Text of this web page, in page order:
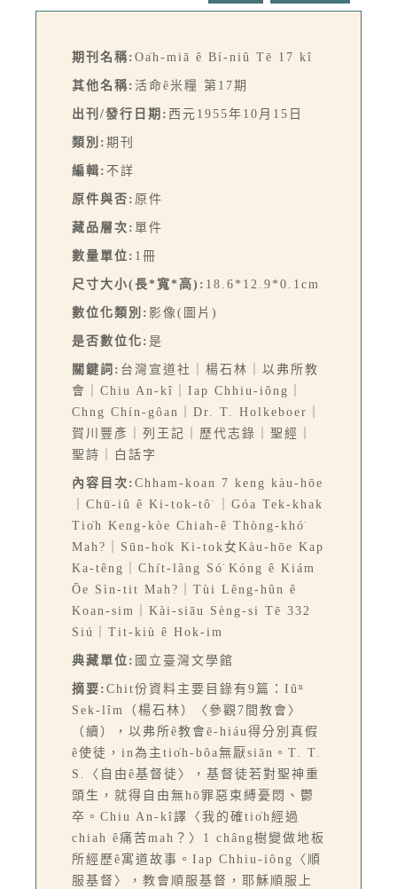
期刊名稱: Oa̍h-miā ê Bí-niû Tē 17 kî
其他名稱: 活命ê米糧 第17期
出刊/發行日期: 西元1955年10月15日
類別: 期刊
編輯: 不詳
原件與否: 原件
藏品層次: 單件
數量單位: 1冊
尺寸大小(長*寬*高): 18.6*12.9*0.1cm
數位化類別: 影像(圖片)
是否數位化: 是
關鍵詞: 台灣宣道社｜楊石林｜以弗所教
會｜Chiu An-kî｜Iap Chhiu-iông｜
Chng Chín-gôan｜Dr. T. Holkeboer｜
賀川豐彥｜列王記｜歷代志錄｜聖經｜
聖詩｜白話字
內容目次: Chham-koan 7 keng kàu-hōe
｜Chū-iû ê Ki-tok-tô͘ ｜Góa Tek-khak
Tio̍h Keng-kòe Chiah-ê Thòng-khó͘
Mah?｜Sūn-ho̍k Ki-tok女Kàu-hōe Kap
Ka-têng｜Chi̍t-lâng Só͘ Kóng ê Kiám
Ōe Sìn-tit Mah?｜Tùi Lêng-hûn ê
Koan-sim｜Kài-siāu Sèng-si Tē 332
Siú｜Tit-kiù ê Hok-im
典藏單位: 國立臺灣文學館
摘要: Chit份資料主要目錄有9篇：Iûⁿ
Sek-lîm（楊石林）〈參觀7間教會〉
（續），以弗所ê教會ē-hiáu得分別真假
ê使徒，in為主tio̍h-bôa無厭siān。T. T.
S.〈自由ê基督徒〉，基督徒若對聖神重
頭生，就得自由無hō͘罪惡束縛憂悶、鬱
卒。Chiu An-kî譯〈我的確tio̍h經過
chiah ê痛苦mah？〉1 châng樹變做地板
所經歷ê寓道故事。Iap Chhiu-iông〈順
服基督〉，教會順服基督，耶穌順服上